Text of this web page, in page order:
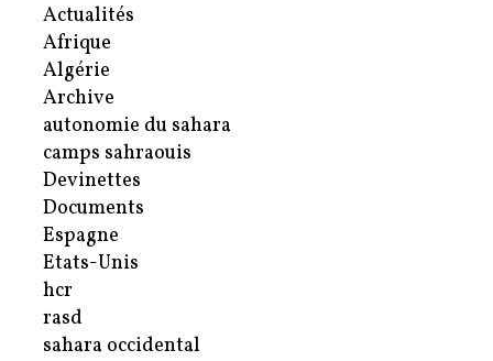
Actualités
Afrique
Algérie
Archive
autonomie du sahara
camps sahraouis
Devinettes
Documents
Espagne
Etats-Unis
hcr
rasd
sahara occidental